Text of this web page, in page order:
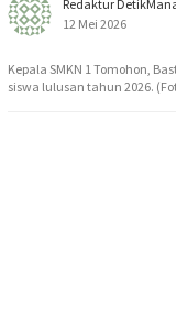
Redaktur
12 Mei 2026
Kepala SMKN 1 Tomohon,
siswa lulusan tahun 2026.